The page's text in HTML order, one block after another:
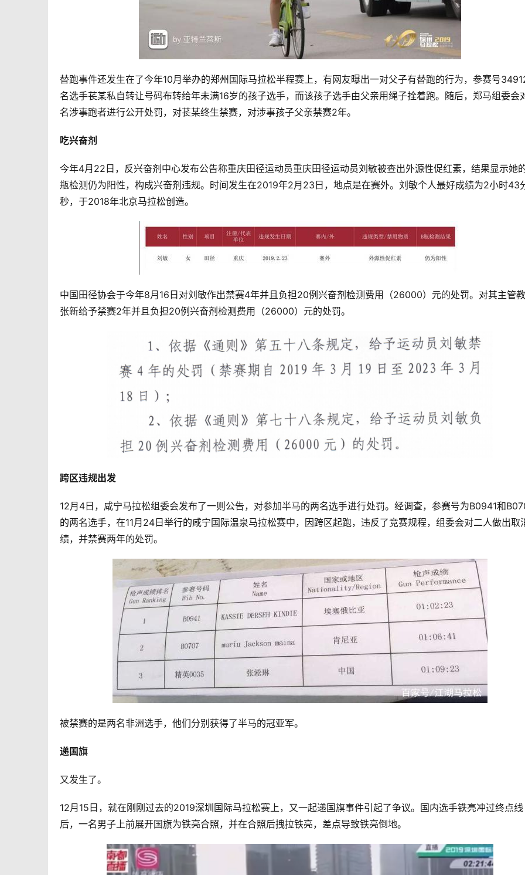
替跑事件还发生在了今年10月举办的郑州国际马拉松半程赛上，有网友曝出一对父子有替跑的行为，参赛号
名选手苌某私自转让号码布转给年未满16岁的孩子选手，而该孩子选手由父亲用绳子拴着跑。随后，郑马组委会
名涉事跑者进行公开处罚，对苌某终生禁赛，对涉事孩子父亲禁赛2年。
吃兴奋剂
今年4月22日，反兴奋剂中心发布公告称重庆田径运动员重庆田径运动员刘敏被查出外源性促红素，结果显示她
瓶检测仍为阳性，构成兴奋剂违规。时间发生在2019年2月23日，地点是在赛外。 刘敏个人最好成绩为2小时43
秒，于2018年北京马拉松创造。
中国田径协会于今年8月16日对刘敏作出禁赛4年并且负担20例兴奋剂检测费用（26000）元的处罚。对其主管
张新给予禁赛2年并且负担20例兴奋剂检测费用（26000）元的处罚。
跨区违规出发
12月4日，咸宁马拉松组委会发布了一则公告，对参加半马的两名选手进行处罚。经调查，参赛号为B0941和
的两名选手，在11月24日举行的咸宁国际温泉马拉松赛中，因跨区起跑，违反了竞赛规程，组委会对二人做出取
绩，并禁赛两年的处罚。
被禁赛的是两名非洲选手，他们分别获得了半马的冠亚军。
递国旗
又发生了。
12月15日，就在刚刚过去的2019深圳国际马拉松赛上，又一起递国旗事件引起了争议。国内选手铁亮冲过终点线
后，一名男子上前展开国旗为铁亮合照，并在合照后拽拉铁亮，差点导致铁亮倒地。